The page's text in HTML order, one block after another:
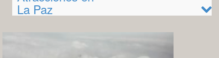
La Paz